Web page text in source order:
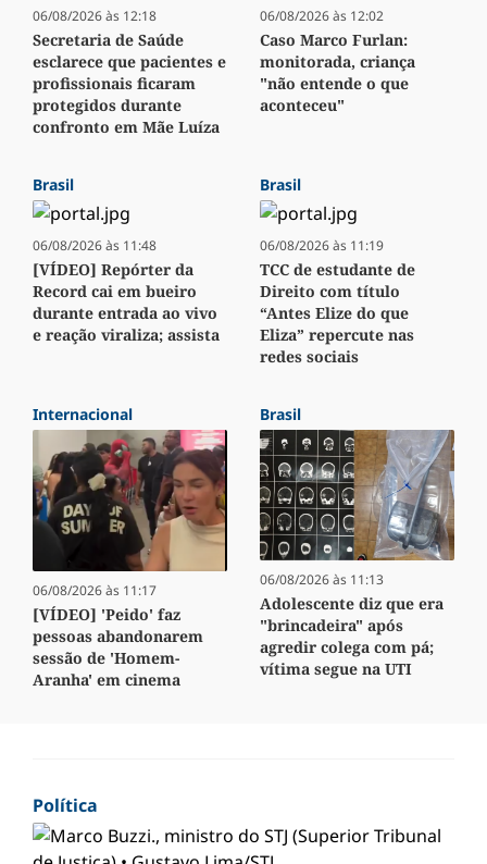
06/08/2026 às 12:18
Secretaria de Saúde
esclarece que pacientes e
profissionais ficaram
protegidos durante
confronto em Mãe Luíza
06/08/2026 às 12:02
Caso Marco Furlan:
monitorada, criança
"não entende o que
aconteceu"
Brasil
06/08/2026 às 11:48
[VÍDEO] Repórter da
Record cai em bueiro
durante entrada ao vivo
e reação viraliza; assista
Brasil
06/08/2026 às 11:19
TCC de estudante de
Direito com título
“Antes Elize do que
Eliza” repercute nas
redes sociais
Internacional
06/08/2026 às 11:17
[VÍDEO] 'Peido' faz
pessoas abandonarem
sessão de 'Homem-
Aranha' em cinema
Brasil
06/08/2026 às 11:13
Adolescente diz que era
"brincadeira" após
agredir colega com pá;
vítima segue na UTI
Política